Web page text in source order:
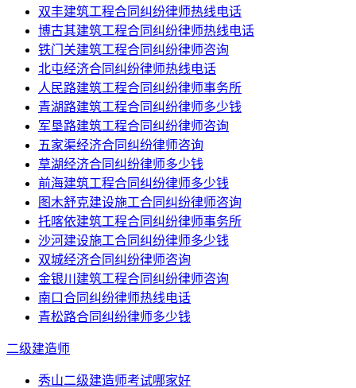
双丰建筑工程合同纠纷律师热线电话
博古其建筑工程合同纠纷律师热线电话
铁门关建筑工程合同纠纷律师咨询
北屯经济合同纠纷律师热线电话
人民路建筑工程合同纠纷律师事务所
青湖路建筑工程合同纠纷律师多少钱
军垦路建筑工程合同纠纷律师咨询
五家渠经济合同纠纷律师咨询
草湖经济合同纠纷律师多少钱
前海建筑工程合同纠纷律师多少钱
图木舒克建设施工合同纠纷律师咨询
托喀依建筑工程合同纠纷律师事务所
沙河建设施工合同纠纷律师多少钱
双城经济合同纠纷律师咨询
金银川建筑工程合同纠纷律师咨询
南口合同纠纷律师热线电话
青松路合同纠纷律师多少钱
二级建造师
秀山二级建造师考试哪家好